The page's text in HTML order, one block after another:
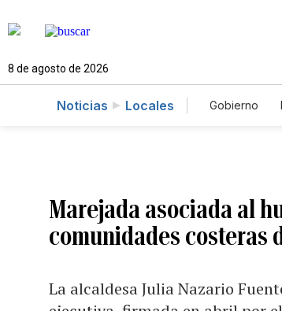
8 de agosto de 2026
Noticias Locales Gobierno
Marejada asociada al
comunidades costeras
La alcaldesa Julia Nazario